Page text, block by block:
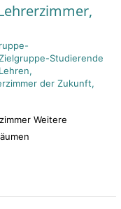
Studierende
Lehren,
der Zukunft,
Weitere